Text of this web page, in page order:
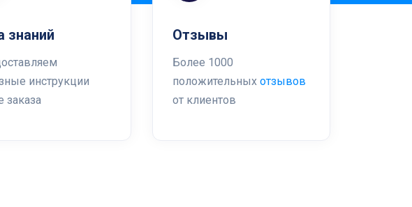
знаний
инструкции
заказа
Отзывы
Более 1000
положительных отзывов
от клиентов